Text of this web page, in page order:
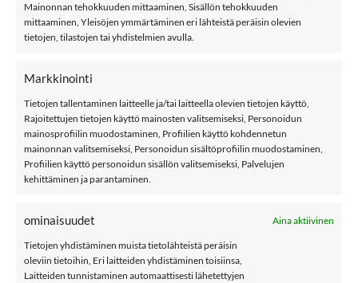
Mainonnan tehokkuuden mittaaminen, Sisällön tehokkuuden
mittaaminen, Yleisöjen ymmärtäminen eri lähteistä peräisin olevien
tietojen, tilastojen tai yhdistelmien avulla.
Markkinointi
Tietojen tallentaminen laitteelle ja/tai laitteella olevien tietojen käyttö,
Rajoitettujen tietojen käyttö mainosten valitsemiseksi, Personoidun
mainosprofiilin muodostaminen, Profiilien käyttö kohdennetun
mainonnan valitsemiseksi, Personoidun sisältöprofiilin muodostaminen,
Profiilien käyttö personoidun sisällön valitsemiseksi, Palvelujen
kehittäminen ja parantaminen.
ominaisuudet Aina aktiivinen
Tietojen yhdistäminen muista tietolähteistä peräisin
oleviin tietoihin, Eri laitteiden yhdistäminen toisiinsa,
Laitteiden tunnistaminen automaattisesti lähetettyjen
Väri: Flowering Ginger
Hengittävä: 3 000/m2/24h
Hoito: 30 °C konepesu, kuivaus hengarissa, ei rumpukuivausta
name it
Kokotaulukko
LISÄÄ SOFTSHELL-HAALAREITA
LISÄÄ